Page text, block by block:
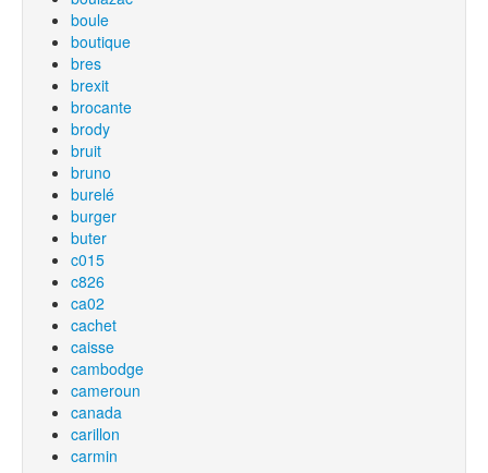
boule
boutique
bres
brexit
brocante
brody
bruit
bruno
burelé
burger
buter
c015
c826
ca02
cachet
caisse
cambodge
cameroun
canada
carillon
carmin